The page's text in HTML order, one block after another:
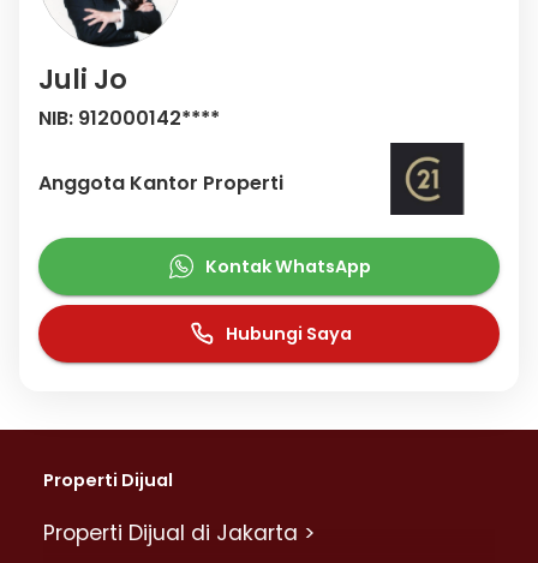
Juli Jo
NIB: 912000142****
Anggota Kantor Properti
Kontak WhatsApp
Hubungi Saya
Properti Dijual
Properti Dijual di Jakarta >